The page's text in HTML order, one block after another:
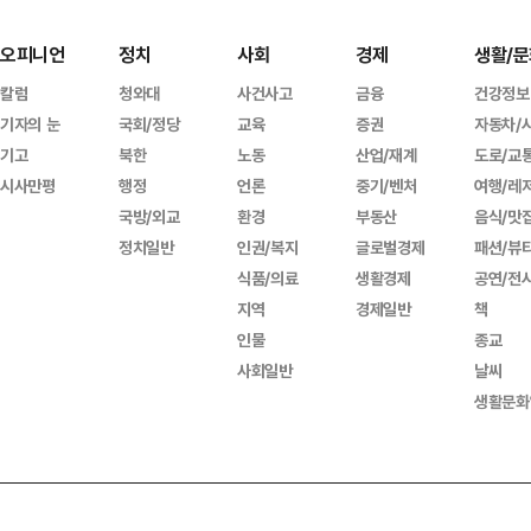
오피니언
칼럼
기자의 눈
기고
시사만평
정치
청와대
국회/정당
북한
행정
국방/외교
정치일반
사회
사건사고
교육
노동
언론
환경
인권/복지
식품/의료
지역
인물
사회일반
경제
금융
증권
산업/재계
중기/벤처
부동산
글로벌경제
생활경제
경제일반
생활/
건강정보
자동차/
도로/교
여행/레
음식/맛
패션/뷰
공연/전
책
종교
날씨
생활문